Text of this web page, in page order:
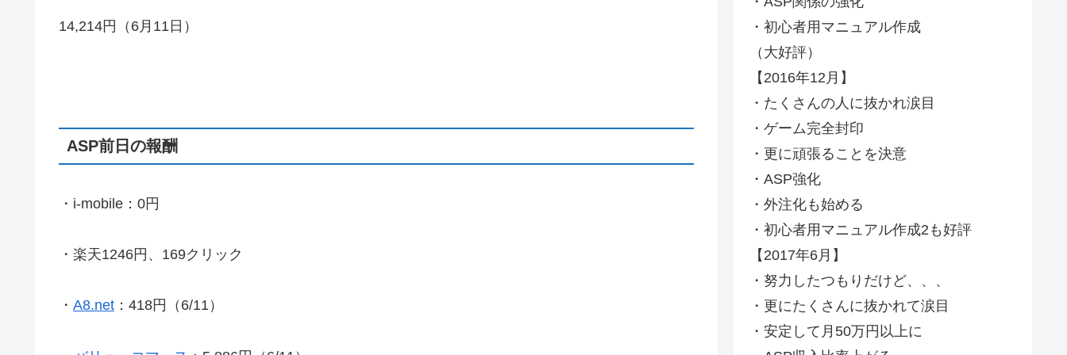
14,214円（6月11日）
ASP前日の報酬
・i-mobile：0円
・楽天1246円、169クリック
・ A8.net ：418円（6/11）
・初心者用マニュアル作成
（大好評）
【2016年12月】
・たくさんの人に抜かれ涙目
・ゲーム完全封印
・更に頑張ることを決意
・ASP強化
・外注化も始める
・初心者用マニュアル作成2も好評
【2017年6月】
・努力したつもりだけど、、、
・更にたくさんに抜かれて涙目
・安定して月50万円以上に